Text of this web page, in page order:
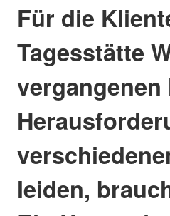
Für die
Tagesstätte
leiden,